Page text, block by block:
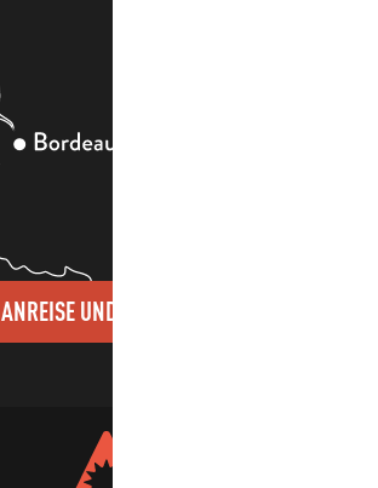
ANREISE UND KONTAKTE